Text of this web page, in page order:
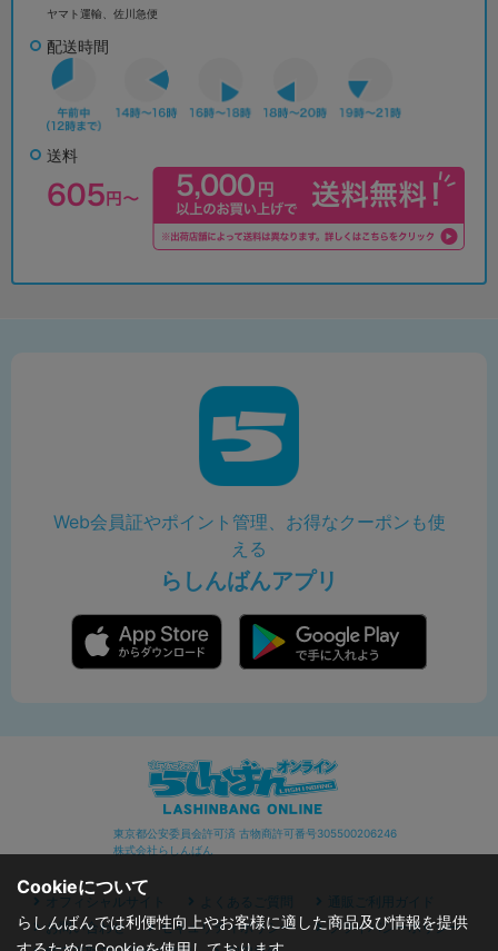
ヤマト運輸、佐川急便
配送時間
送料
Web会員証やポイント管理、お得なクーポンも使
える
らしんばんアプリ
東京都公安委員会許可済 古物商許可番号305500206246
株式会社らしんばん
オフィシャルサイト よくあるご質問
通販ご利用ガイド
お問い合わせ
セキュリティポリシー
プライバシーポリシー
Cookieについて
らしんばんでは利便性向上やお客様に適した商品及び情報を提供